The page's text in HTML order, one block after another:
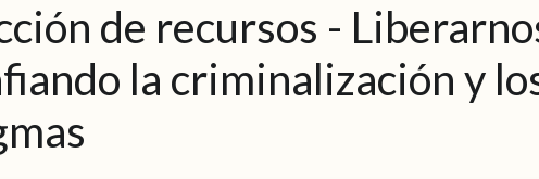
de recursos -
la criminalización y